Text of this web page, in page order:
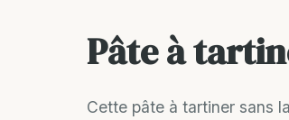
Pâte à
Cette pâte à tartiner sans